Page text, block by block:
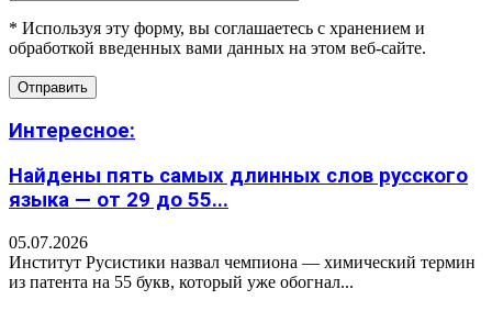
* Используя эту форму, вы соглашаетесь с хранением и
обработкой введенных вами данных на этом веб-сайте.
Интересное:
Найдены пять самых длинных слов русского
языка — от 29 до 55...
05.07.2026
Институт Русистики назвал чемпиона — химический термин
из патента на 55 букв, который уже обогнал...